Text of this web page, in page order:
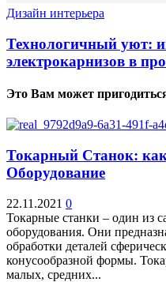
Дизайн интерьера
Технологичный уют:
электрокарнизов в
Это Вам может
Токарный Станок:
Оборудование
22.11.2021 0
Токарные станки – один из
оборудования. Они
обработки деталей
конусообразной формы.
малых, средних...